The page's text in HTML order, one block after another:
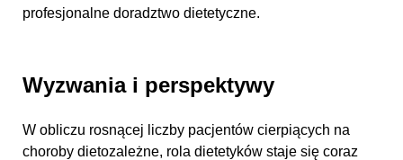
profesjonalne doradztwo dietetyczne.
Wyzwania i perspektywy
W obliczu rosnącej liczby pacjentów cierpiących na
choroby dietozależne, rola dietetyków staje się coraz